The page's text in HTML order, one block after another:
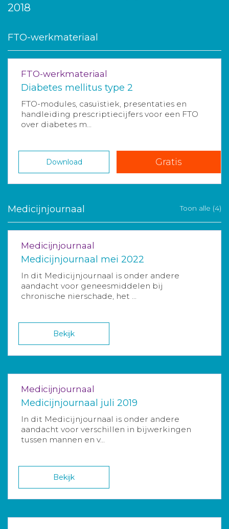
2018
FTO-werkmateriaal
FTO-werkmateriaal
Diabetes mellitus type 2
FTO-modules, casuïstiek, presentaties en
handleiding prescriptiecijfers voor een FTO
over diabetes m...
Download Gratis
Medicijnjournaal Toon alle (4)
Medicijnjournaal
Medicijnjournaal mei 2022
In dit Medicijnjournaal is onder andere
aandacht voor geneesmiddelen bij
chronische nierschade, het ...
Bekijk
Medicijnjournaal
Medicijnjournaal juli 2019
In dit Medicijnjournaal is onder andere
aandacht voor verschillen in bijwerkingen
tussen mannen en v...
Bekijk